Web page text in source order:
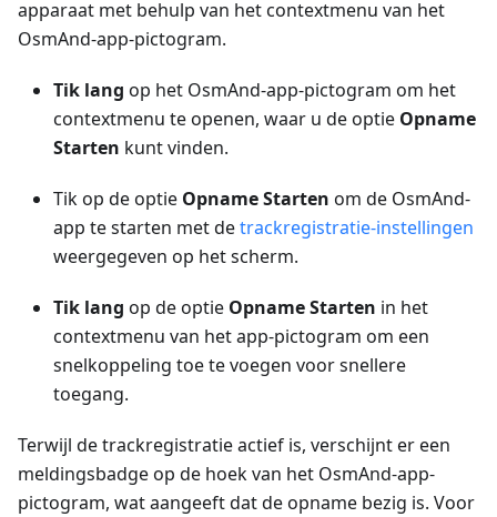
apparaat met behulp van het contextmenu van het
OsmAnd-app-pictogram.
Tik lang op het OsmAnd-app-pictogram om het
contextmenu te openen, waar u de optie Opname
Starten kunt vinden.
Tik op de optie Opname Starten om de OsmAnd-
app te starten met detrackregistratie-instellingen
weergegeven op het scherm.
Tik lang op de optie Opname Starten in het
contextmenu van het app-pictogram om een
snelkoppeling toe te voegen voor snellere
toegang.
Terwijl de trackregistratie actief is, verschijnt er een
meldingsbadge op de hoek van het OsmAnd-app-
pictogram, wat aangeeft dat de opname bezig is. Voor